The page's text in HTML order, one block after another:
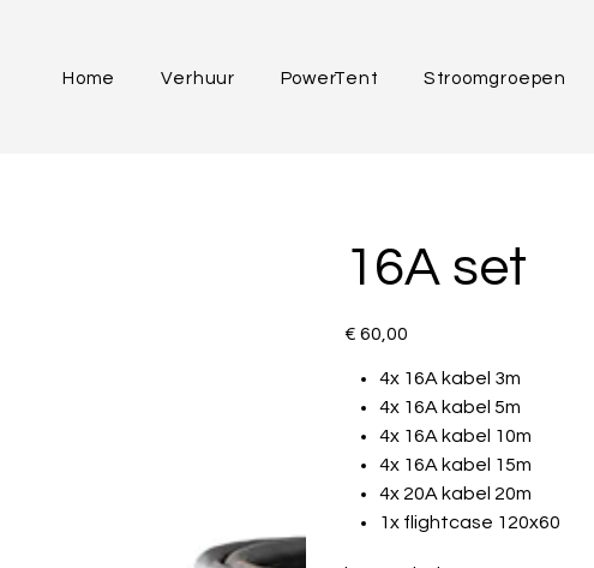
Home Verhuur PowerTent Stroomgroepen
16A set
Price
€ 60,00
4x 16A kabel 3m
4x 16A kabel 5m
4x 16A kabel 10m
4x 16A kabel 15m
4x 20A kabel 20m
1x flightcase 120x60